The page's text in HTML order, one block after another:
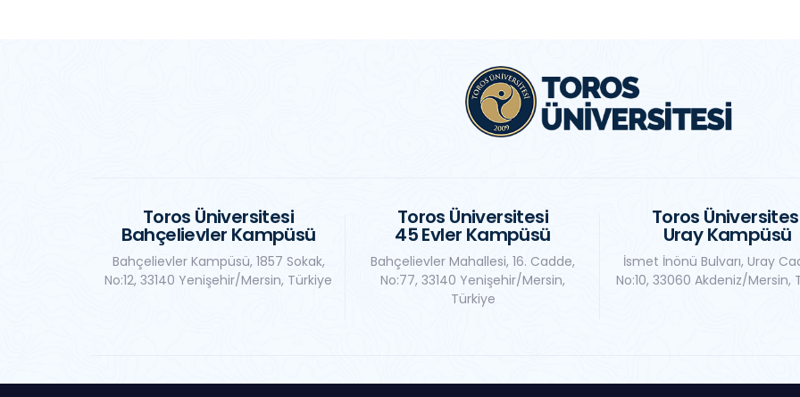
Toros Üniversitesi
Bahçelievler Kampüsü
Bahçelievler Kampüsü, 1857 Sokak,
No:12, 33140 Yenişehir/Mersin, Türkiye
Toros Üniversitesi
45 Evler Kampüsü
Bahçelievler Mahallesi, 16. Cadde,
No:77, 33140 Yenişehir/Mersin,
Türkiye
Toros
Uray Kampüsü
İsmet İnönü Bulvarı, Uray
No:10, 33060 Akdeniz/Mersin,